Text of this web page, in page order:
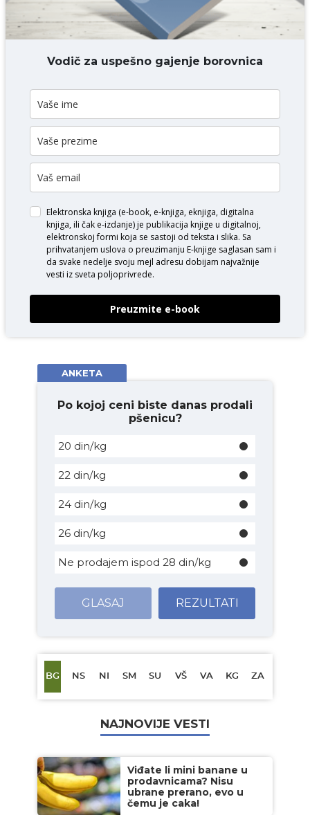
DODAJ KOMENTAR
Vodič za uspešno gajenje borovnica
Elektronska knjiga (e-book, e-knjiga, eknjiga, digitalna
knjiga, ili čak e-izdanje) je publikacija knjige u digitalnoj,
elektronskoj formi koja se sastoji od teksta i slika. Sa
prihvatanjem uslova o preuzimanju E-knjige saglasan sam i
da svake nedelje svoju mejl adresu dobijam najvažnije
vesti iz sveta poljoprivrede.
Preuzmite e-book
ANKETA
Po kojoj ceni biste danas prodali
pšenicu?
20 din/kg
22 din/kg
24 din/kg
26 din/kg
Ne prodajem ispod 28 din/kg
GLASAJ REZULTATI
BG NS NI SM SU VŠ VA KG ZA
NAJNOVIJE VESTI
Viđate li mini banane u
prodavnicama? Nisu
ubrane prerano, evo u
čemu je caka!